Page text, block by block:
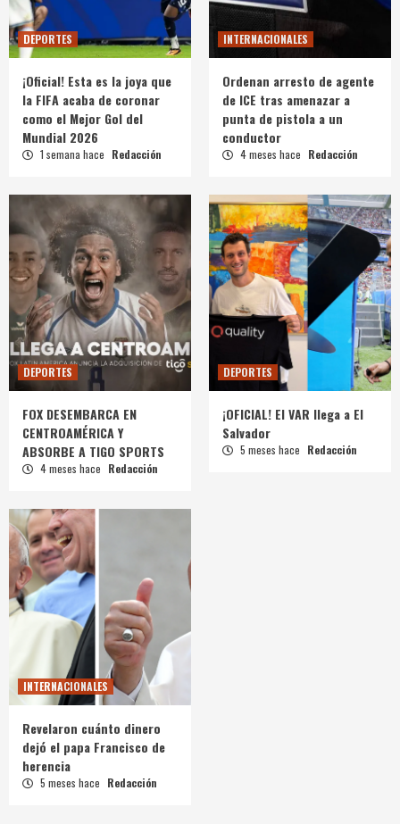
DEPORTES
¡Oficial! Esta es la joya que
la FIFA acaba de coronar
como el Mejor Gol del
Mundial 2026
1 semana hace Redacción
INTERNACIONALES
Ordenan arresto de agente
de ICE tras amenazar a
punta de pistola a un
conductor
4 meses hace Redacción
DEPORTES
FOX DESEMBARCA EN
CENTROAMÉRICA Y
ABSORBE A TIGO SPORTS
4 meses hace Redacción
DEPORTES
¡OFICIAL! El VAR llega a El
Salvador
5 meses hace Redacción
INTERNACIONALES
Revelaron cuánto dinero
dejó el papa Francisco de
herencia
5 meses hace Redacción